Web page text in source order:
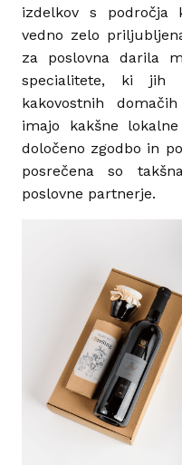
izdelkov s področja
vedno zelo
za poslovna darila
specialitete, ki jih
kakovostnih
imajo kakšne
določeno zgodbo in
posrečena so
poslovne partnerje.